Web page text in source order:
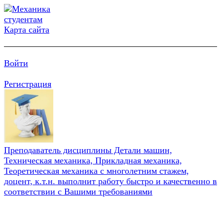
Карта сайта
Войти
Регистрация
Преподаватель дисциплины Детали машин,
Техническая механика, Прикладная механика,
Теоретическая механика с многолетним стажем,
доцент, к.т.н. выполнит работу быстро и качественно в
соответствии с Вашими требованиями